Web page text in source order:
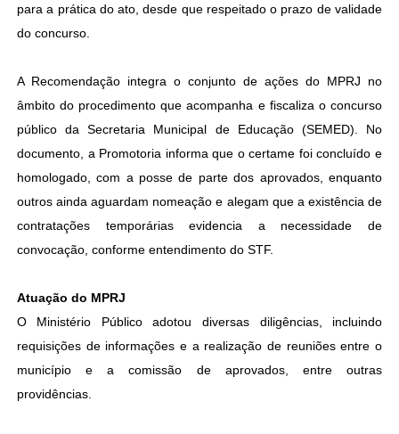
para a prática do ato, desde que respeitado o prazo de validade
do concurso.
A Recomendação integra o conjunto de ações do MPRJ no
âmbito do procedimento que acompanha e fiscaliza o concurso
público da Secretaria Municipal de Educação (SEMED). No
documento, a Promotoria informa que o certame foi concluído e
homologado, com a posse de parte dos aprovados, enquanto
outros ainda aguardam nomeação e alegam que a existência de
contratações temporárias evidencia a necessidade de
convocação, conforme entendimento do STF.
Atuação do MPRJ
O Ministério Público adotou diversas diligências, incluindo
requisições de informações e a realização de reuniões entre o
município e a comissão de aprovados, entre outras
providências.